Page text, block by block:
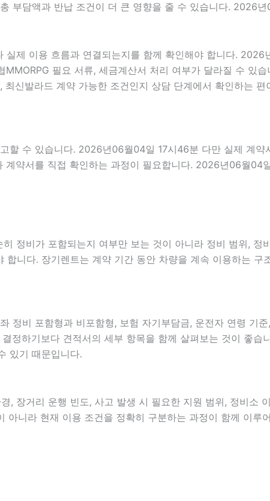
부담액과 반납 조건이 더 큰 영향을 줄 수 있습니다. 2026
제 이용 흐름과 연결되는지를 함께 확인해야 합니다.
필요 서류, 세금계산서 처리 여부가 달라질 수 있
신발라드 계약 가능한 조건인지 상담 단계에서 확인하는
할 수 있습니다. 2026년06월04일 17시46분 다만 실제 계약
약서를 직접 확인하는 과정이 필요합니다. 2026년06월04
정비가 포함되는지 여부만 보는 것이 아니라 정비 범위, 정
니다. 장기렌트는 계약 기간 동안 차량을 계속 이용하는 구
정비 포함형과 비포함형, 보험 자기부담금, 운전자 연령 기
하기보다 견적서의 세부 항목을 함께 살펴보는 것이 좋습
있기 때문입니다.
장거리 운행 빈도, 사고 발생 시 필요한 지원 범위, 정비소
니라 현재 이용 조건을 정확히 구분하는 과정이 함께 이루